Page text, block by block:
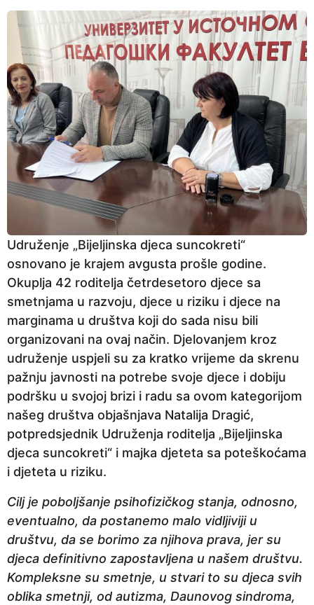
Udruženje „Bijeljinska djeca suncokreti“
osnovano je krajem avgusta prošle godine.
Okuplja 42 roditelja četrdesetoro djece sa
smetnjama u razvoju, djece u riziku i djece na
marginama u društva koji do sada nisu bili
organizovani na ovaj način. Djelovanjem kroz
udruženje uspjeli su za kratko vrijeme da skrenu
pažnju javnosti na potrebe svoje djece i dobiju
podršku u svojoj brizi i radu sa ovom kategorijom
našeg društva objašnjava Natalija Dragić,
potpredsjednik Udruženja roditelja „Bijeljinska
djeca suncokreti“ i majka djeteta sa poteškoćama
i djeteta u riziku.
Cilj je poboljšanje psihofizičkog stanja, odnosno,
eventualno, da postanemo malo vidljiviji u
društvu, da se borimo za njihova prava, jer su
djeca definitivno zapostavljena u našem društvu.
Kompleksne su smetnje, u stvari to su djeca svih
oblika smetnji, od autizma, Daunovog sindroma,